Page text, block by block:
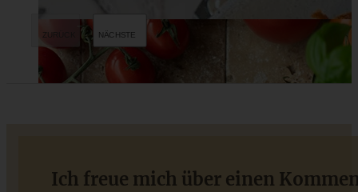
Würziger Spekulatius-Gugelhupf mit Apfel
Ich freue mich über einen